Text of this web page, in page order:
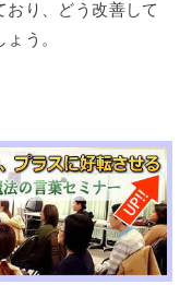
り、どう改善して
う。